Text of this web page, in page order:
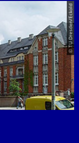
© TU Dresden/Eckold